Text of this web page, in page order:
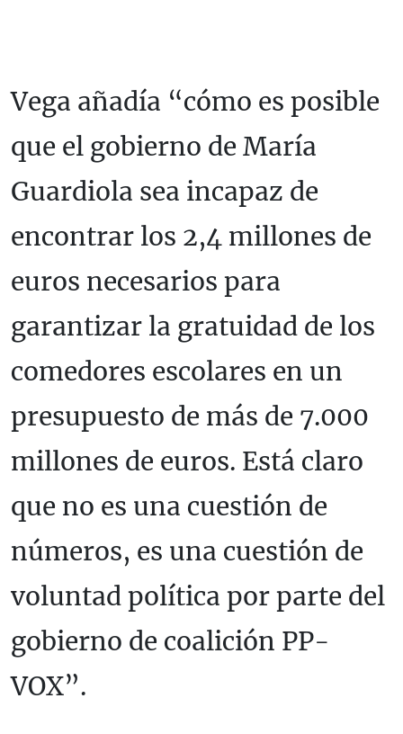
Vega añadía “cómo es posible
que el gobierno de María
Guardiola sea incapaz de
encontrar los 2,4 millones de
euros necesarios para
garantizar la gratuidad de los
comedores escolares en un
presupuesto de más de 7.000
millones de euros. Está claro
que no es una cuestión de
números, es una cuestión de
voluntad política por parte del
gobierno de coalición PP-
VOX”.